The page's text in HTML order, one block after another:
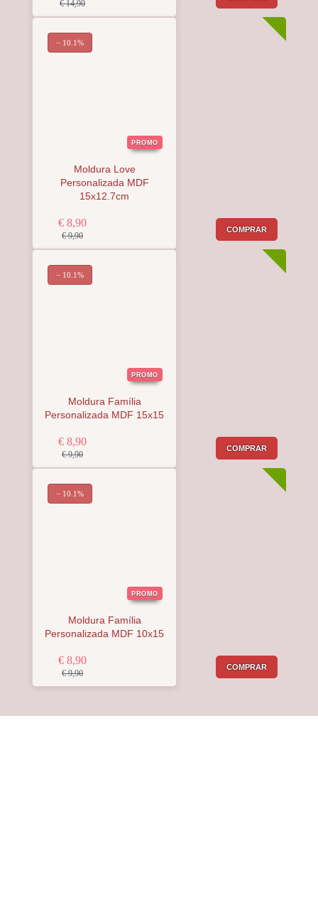
€ 14,90
PROMO
Moldura Love
Personalizada MDF
15x12.7cm
€ 8,90
€ 9,90
COMPRAR
− 10.1%
PROMO
Moldura Família
Personalizada MDF 15x15
€ 8,90
€ 9,90
COMPRAR
− 10.1%
PROMO
Moldura Família
Personalizada MDF 10x15
€ 8,90
€ 9,90
COMPRAR
− 10.1%